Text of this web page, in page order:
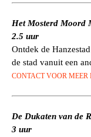
Het Mosterd Moord
2.5 uur
Ontdek de
de stad vanuit een
CONTACT VOOR MEER
De Dukaten van de
3 uur